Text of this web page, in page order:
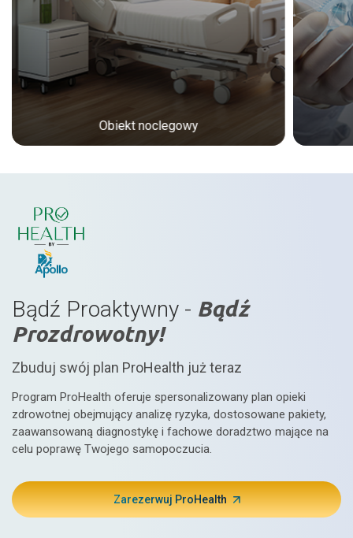
Obiekt noclegowy
Bądź Proaktywny - Bądź
Prozdrowotny!
Zbuduj swój plan ProHealth już teraz
Program ProHealth oferuje spersonalizowany plan opieki
zdrowotnej obejmujący analizę ryzyka, dostosowane pakiety,
zaawansowaną diagnostykę i fachowe doradztwo mające na
celu poprawę Twojego samopoczucia.
Zarezerwuj ProHealth